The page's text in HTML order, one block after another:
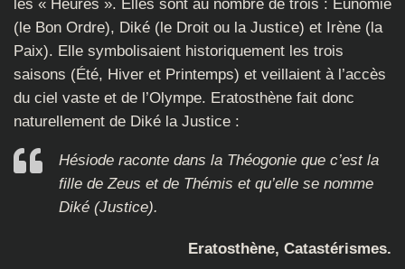
les « Heures ». Elles sont au nombre de trois : Eunomie
(le Bon Ordre), Diké (le Droit ou la Justice) et Irène (la
Paix). Elle symbolisaient historiquement les trois
saisons (Été, Hiver et Printemps) et veillaient à l’accès
du ciel vaste et de l’Olympe. Eratosthène fait donc
naturellement de Diké la Justice :
Hésiode raconte dans la Théogonie que c’est la
fille de Zeus et de Thémis et qu’elle se nomme
Diké (Justice).
Eratosthène, Catastérismes.